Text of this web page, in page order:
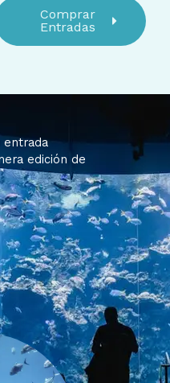
Comprar
Entradas
entrada
edición de